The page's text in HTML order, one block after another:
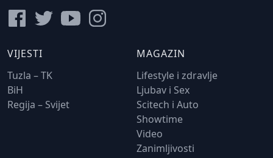
VIJESTI
Tuzla – TK
BiH
Regija – Svijet
MAGAZIN
Lifestyle i zdravlje
Ljubav i Sex
Scitech i Auto
Showtime
Video
Zanimljivosti